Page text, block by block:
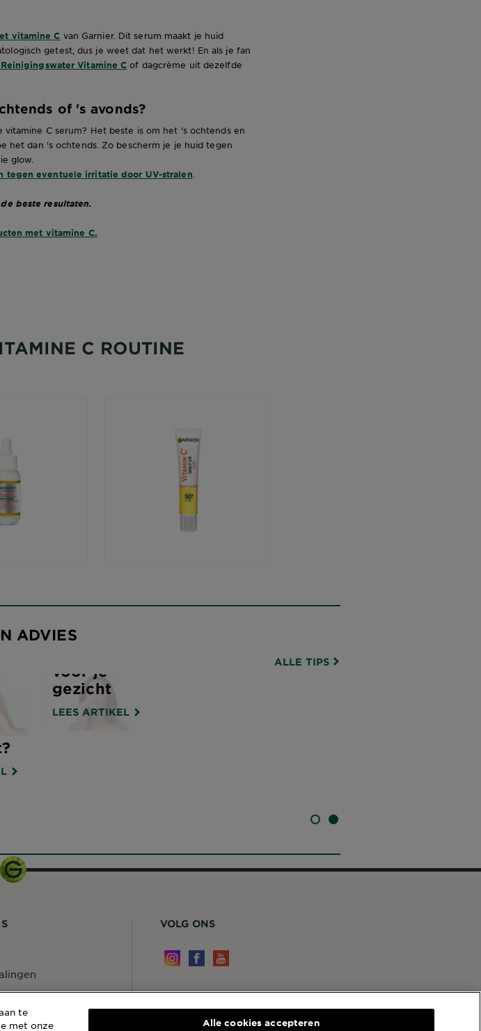
vitamine C van Garnier. Dit serum maakt je huid
getest, dus je weet dat het werkt! En als je fan
Vitamine C of dagcrème uit dezelfde
of 's avonds?
C serum? Het beste is om het 's ochtends en
het dan 's ochtends. Zo bescherm je je huid tegen
glow.
tegen eventuele irritatie door UV-stralen
beste resultaten.
met vitamine C.
C ROUTINE
ADVIES
ALLE TIPS
voor je
gezicht
LEES ARTIKEL
SLIDE 1SLIDE 2
VOLG ONS
SERVICE EN CONTACT
te
met onze
Alle cookies accepteren